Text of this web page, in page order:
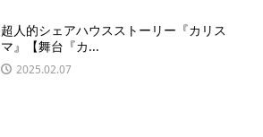
超人的シェアハウスストーリー『カリス
マ』【舞台『カ...
2025.02.07